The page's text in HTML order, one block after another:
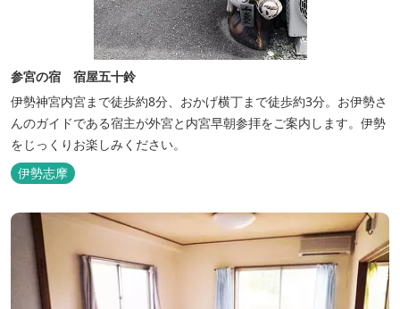
参宮の宿 宿屋五十鈴
伊勢神宮内宮まで徒歩約8分、おかげ横丁まで徒歩約3分。お伊勢さ
んのガイドである宿主が外宮と内宮早朝参拝をご案内します。伊勢
をじっくりお楽しみください。
伊勢志摩